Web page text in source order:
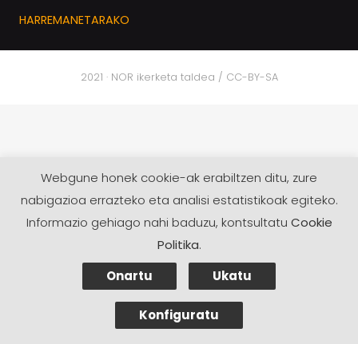
HARREMANETARAKO
2021 · NOR ikerketa taldea / CC-BY-SA
Webgune honek cookie-ak erabiltzen ditu, zure
nabigazioa errazteko eta analisi estatistikoak egiteko.
Informazio gehiago nahi baduzu, kontsultatu Cookie
Politika.
Onartu
Ukatu
Konfiguratu